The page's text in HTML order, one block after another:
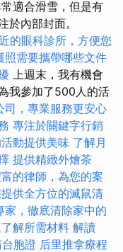
適合滑雪，但是有
於內部封面。
的眼科診所，方便您
照需要攜帶哪些文件
上週末，我有機會
我參加了500人的活
司，專業服務更安心
專注於關鍵字行銷
動提供美味 了解月
提供精緻外燴茶
的律師，為您的案
供全方位的滅鼠清
家，徹底清除家中的
解所需材料 解讀
胞證 后里推拿療程